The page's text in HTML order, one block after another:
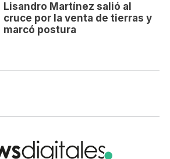
Lisandro Martínez salió al
cruce por la venta de tierras y
marcó postura